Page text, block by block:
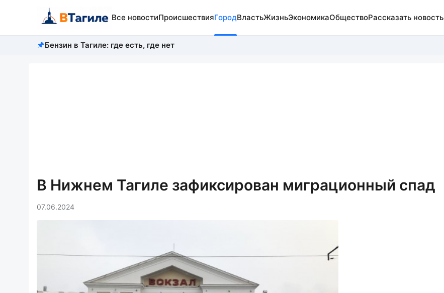
Все новостиПроисшествияГородВластьЖизньЭкономикаОбществоРассказать новость
Бензин в Тагиле: где есть, где нет
В Нижнем Тагиле зафиксирован миграционный спад
07.06.2024